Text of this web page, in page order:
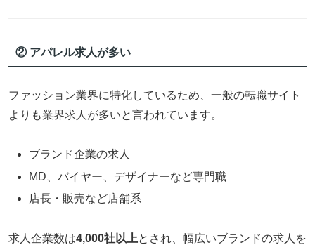
② アパレル求人が多い
ファッション業界に特化しているため、一般の転職サイト
よりも業界求人が多いと言われています。
ブランド企業の求人
MD、バイヤー、デザイナーなど専門職
店長・販売など店舗系
求人企業数は4,000社以上とされ、幅広いブランドの求人を